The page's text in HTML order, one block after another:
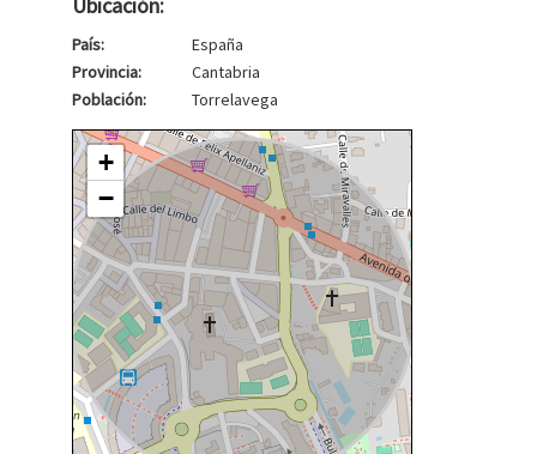
Ubicación:
País:
España
Provincia:
Cantabria
Población:
Torrelavega
+
−